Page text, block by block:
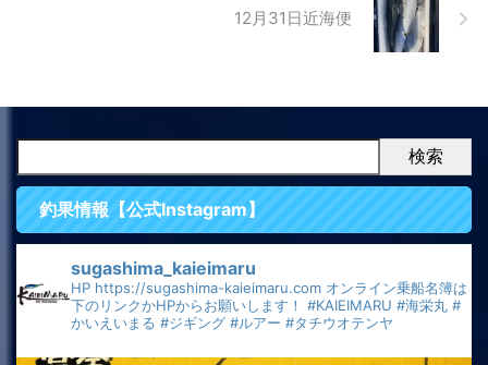
12月31日近海便
検索
釣果情報【公式Instagram】
sugashima_kaieimaru
HP https://sugashima-kaieimaru.com オンライン乗船名簿は
下のリンクかHPからお願いします！ #KAIEIMARU #海栄丸 #
かいえいまる #ジギング #ルアー #タチウオテンヤ